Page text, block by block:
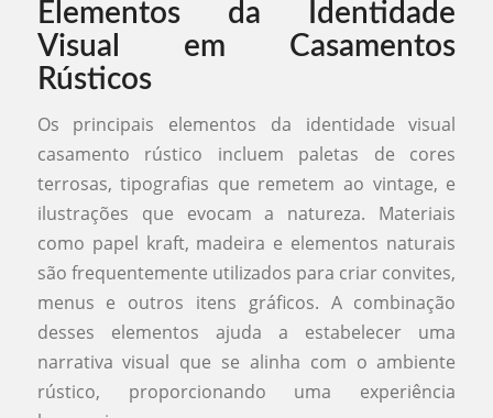
Elementos da Identidade
Visual em Casamentos
Rústicos
Os principais elementos da identidade visual
casamento rústico incluem paletas de cores
terrosas, tipografias que remetem ao vintage, e
ilustrações que evocam a natureza. Materiais
como papel kraft, madeira e elementos naturais
são frequentemente utilizados para criar convites,
menus e outros itens gráficos. A combinação
desses elementos ajuda a estabelecer uma
narrativa visual que se alinha com o ambiente
rústico, proporcionando uma experiência